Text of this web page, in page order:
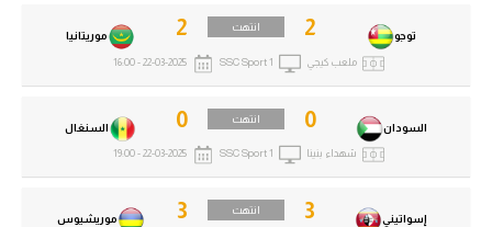
إسواتيني 3 انتهت
موريشيوس 3
السودان 0 انتهت
السنغال 0
شهداء بنينا SSC Sport 1
22-03-2025 - 19:00
توجو 2 انتهت
موريتانيا 2
ملعب كيجي SSC Sport 1
22-03-2025 - 16:00